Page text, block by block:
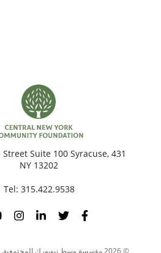
Street Suite 100 Syracuse,
NY 13202
Tel: 315.422.9538
© 2026 مؤسسة وسط نيويورك المجتمعية. جميع الحقوق محفوظة.